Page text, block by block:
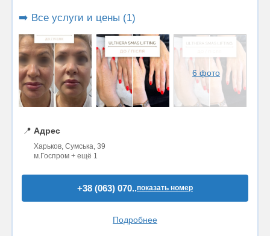
➡️ Все услуги и цены (1)
6 фото
📍 Адрес
Харьков, Сумська, 39
м.Госпром + ещё 1
+38 (063) 070..показать номер
Подробнее